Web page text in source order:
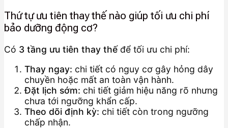
Thứ tự ưu tiên thay thế nào giúp tối ưu chi phí
bảo dưỡng động cơ?
Có 3 tầng ưu tiên thay thếđể tối ưu chi phí:
Thay ngay: chi tiết có nguy cơ gây hỏng dây
chuyền hoặc mất an toàn vận hành.
Đặt lịch sớm: chi tiết giảm hiệu năng rõ nhưng
chưa tới ngưỡng khẩn cấp.
Theo dõi định kỳ: chi tiết còn trong ngưỡng
chấp nhận.